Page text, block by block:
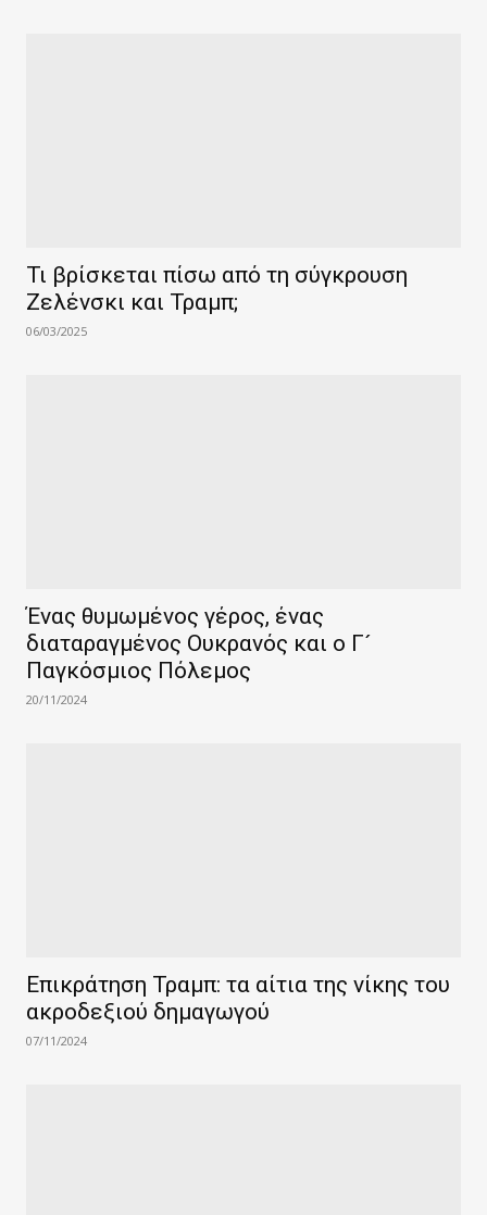
Τι βρίσκεται πίσω από τη σύγκρουση
Ζελένσκι και Τραμπ;
06/03/2025
Ένας θυμωμένος γέρος, ένας
διαταραγμένος Ουκρανός και ο Γ´
Παγκόσμιος Πόλεμος
20/11/2024
Επικράτηση Τραμπ: τα αίτια της νίκης του
ακροδεξιού δημαγωγού
07/11/2024